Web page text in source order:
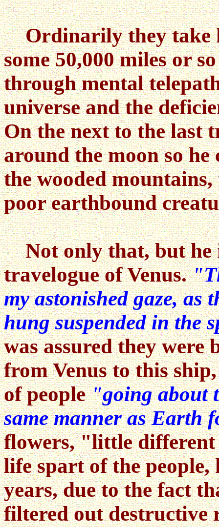
Ordinarily they take
some 50,000 miles or
through mental
universe and the
On the next to the last
around the moon so he
the wooded
poor earthbound
Not only that, but he
travelogue of Venus.
my astonished gaze, as
hung suspended in the
was assured they
from Venus to this
of people"going about
same manner as Earth
flowers, "little
life spart of the people,
years, due to the fact
filtered out destructive